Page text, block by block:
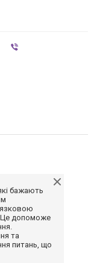
бажають
Це допоможе
та
питань, що